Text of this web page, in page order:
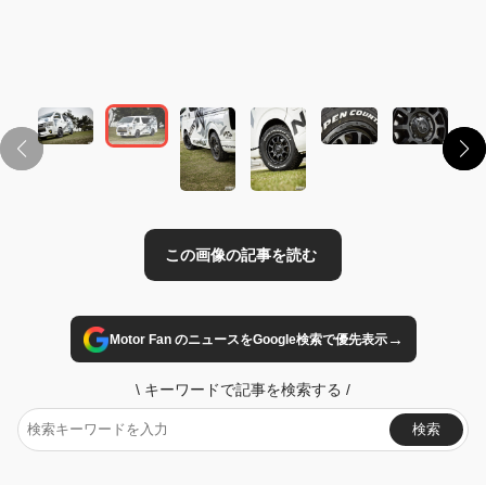
Motor Fan のニュースをGoogle検索で優先表示→
\ キーワードで記事を検索する /
検索